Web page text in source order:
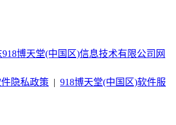
918博天堂(中国区)信息技术有限公司 网
隐私政策
918博天堂(中国区)软件服